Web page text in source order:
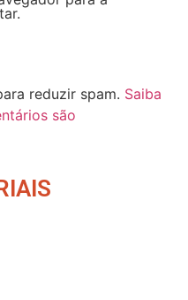
reduzir spam. Saiba
são